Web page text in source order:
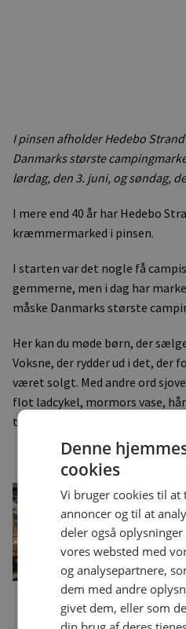
I pinsen afholder Hedebo
Danmarks største
lørdag, den 3. juni, og søndag,
I mere end 40 år har Hedebo
kræmmermarked i pinsen.
I starten var det nogle få
gemmerne, men i dag har
måske Danmarks største
Her kan du møde børn, der
Voksne, der rydder ud i det, der
været solgt. Med andre ord
flot ladcykel, mormors vase,
tøj og kager. Og naturligvis
Denne
cookies
Vi bruger cookies til at
annoncer og til at
deler også
vores websted med
og analysepartnere,
dem med andre
givet dem, eller som